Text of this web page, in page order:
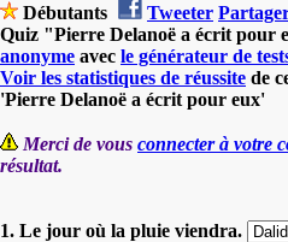
Débutants Tweeter
Quiz "Pierre Delanoë a écrit pour
anonyme avec le générateur de
Voir les statistiques de réussite de
'Pierre Delanoë a écrit pour eux'
Merci de vous connecter à votre
résultat.
1. Le jour où la pluie viendra.